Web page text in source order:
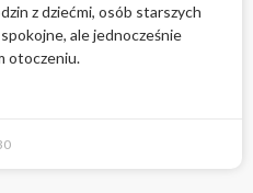
z dziećmi, osób starszych
ale jednocześnie
otoczeniu.